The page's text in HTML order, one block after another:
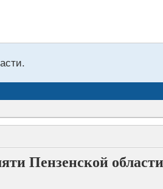
Пензенской области